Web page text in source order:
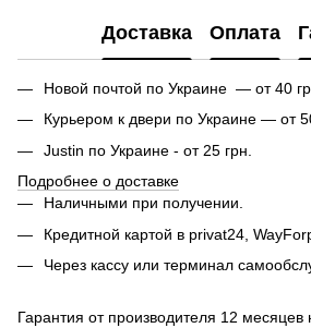
Доставка Оплата
Новой почтой по Украине — от 40
Курьером к двери по Украине — от
Justin по Украине - от 25 грн.
Подробнее о доставке
Наличными при получении.
Кредитной картой в privat24,
Через кассу или терминал
Гарантия от производителя 12 месяцев